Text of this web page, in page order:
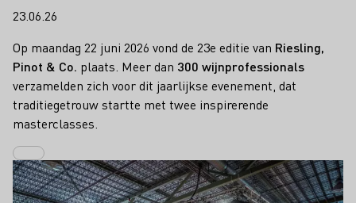
23.06.26
Op maandag 22 juni 2026 vond de 23e editie van Riesling,
Pinot & Co. plaats. Meer dan 300 wijnprofessionals
verzamelden zich voor dit jaarlijkse evenement, dat
traditiegetrouw startte met twee inspirerende
masterclasses.